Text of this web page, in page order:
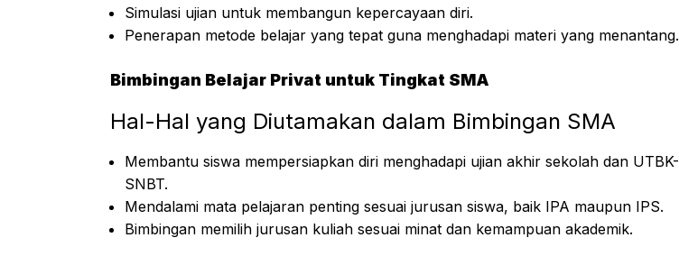
Simulasi ujian untuk membangun kepercayaan diri.
Penerapan metode belajar yang tepat guna menghadapi materi yang menantang.
Bimbingan Belajar Privat untuk Tingkat SMA
Hal-Hal yang Diutamakan dalam Bimbingan SMA
Membantu siswa mempersiapkan diri menghadapi ujian akhir sekolah dan UTBK-
SNBT.
Mendalami mata pelajaran penting sesuai jurusan siswa, baik IPA maupun IPS.
Bimbingan memilih jurusan kuliah sesuai minat dan kemampuan akademik.